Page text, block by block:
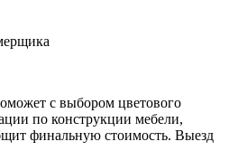
с выбором цветового
по конструкции мебели,
финальную стоимость. Выезд